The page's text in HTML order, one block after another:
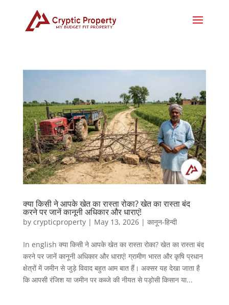
क्या किसी ने आपके खेत का रास्ता रोका? खेत का रास्ता बंद
करने पर जानें कानूनी अधिकार और धाराएं!
by crypticproperty| May 13, 2026| कानून-हिन्दी
In english क्या किसी ने आपके खेत का रास्ता रोका? खेत का रास्ता बंद
करने पर जानें कानूनी अधिकार और धाराएं! ग्रामीण भारत और कृषि प्रधान
क्षेत्रों में जमीन से जुड़े विवाद बहुत आम बात हैं। अक्सर यह देखा जाता है
कि आपसी रंजिश या जमीन पर कब्जे की नीयत से पड़ोसी किसान या...